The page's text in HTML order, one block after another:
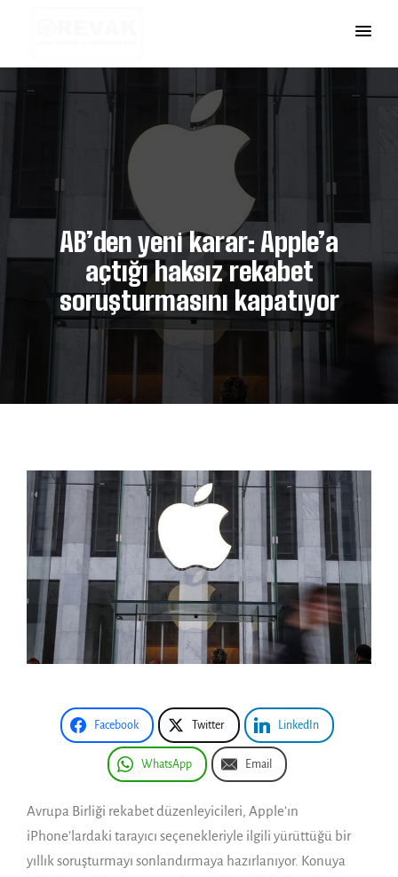
AB’den yeni karar: Apple’a
açtığı haksız rekabet
soruşturmasını kapatıyor
Facebook Twitter LinkedIn
WhatsApp Email
Avrupa Birliği rekabet düzenleyicileri, Apple’ın
iPhone’lardaki tarayıcı seçenekleriyle ilgili yürüttüğü bir
yıllık soruşturmayı sonlandırmaya hazırlanıyor. Konuya